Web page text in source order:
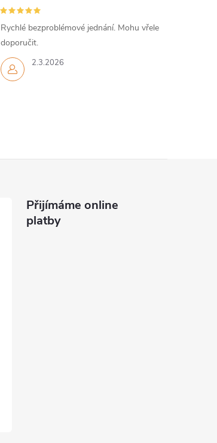
2.3.2026
Rychlé bezproblémové jednání. Mohu vřele
doporučit.
Přijímáme online
platby